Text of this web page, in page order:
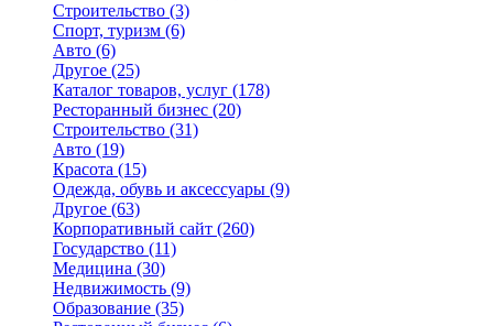
Строительство (3)
Спорт, туризм (6)
Авто (6)
Другое (25)
Каталог товаров, услуг (178)
Ресторанный бизнес (20)
Строительство (31)
Авто (19)
Красота (15)
Одежда, обувь и аксессуары (9)
Другое (63)
Корпоративный сайт (260)
Государство (11)
Медицина (30)
Недвижимость (9)
Образование (35)